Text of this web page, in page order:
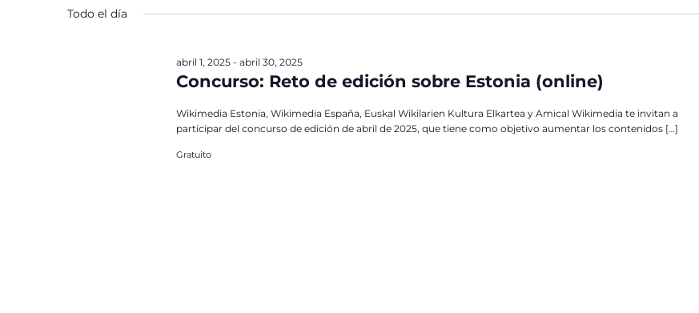
Eventos
para
Todo el día
Concurso: Reto de edición sobre Estonia (online)
abril 1, 2025- abril 30, 2025
Wikimedia Estonia, Wikimedia España, Euskal Wikilarien Kultura Elkartea y Amical Wikimedia te invitan a
participar del concurso de edición de abril de 2025, que tiene como objetivo aumentar los contenidos […]
Gratuito